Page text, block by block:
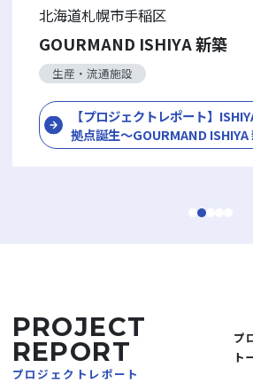
北海道札幌市手稲区
GOURMAND ISHIYA 新築
生産・流通施設
【プロジェクトレポート】
拠点誕生～GOURMAND ISHIYA
PROJECT
REPORT
プロジェクトレポート
プ
ト